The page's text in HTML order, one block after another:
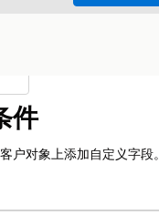
件
户对象上添加自定义字段。